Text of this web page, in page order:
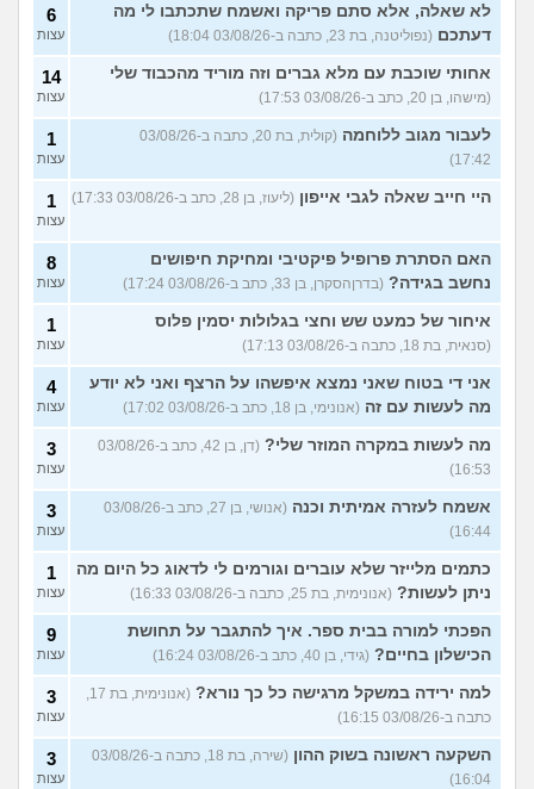
לא שאלה, אלא סתם פריקה ואשמח שתכתבו לי מה
דעתכם (נפוליטנה, בת 23, כתבה ב-03/08/26 18:04)
6
עצות
אחותי שוכבת עם מלא גברים וזה מוריד מהכבוד שלי
(מישהו, בן 20, כתב ב-03/08/26 17:53)
14
עצות
לעבור מגוב ללוחמה
(קולית, בת 20, כתבה ב-03/08/26
17:42)
1
עצות
היי חייב שאלה לגבי אייפון (ליעוז, בן 28, כתב ב-03/08/26 17:33) 1
עצות
האם הסתרת פרופיל פיקטיבי ומחיקת חיפושים
נחשב בגידה? (בדרןהסקרן, בן 33, כתב ב-03/08/26 17:24)
8
עצות
איחור של כמעט שש וחצי בגלולות יסמין פלוס
(סנאית, בת 18, כתבה ב-03/08/26 17:13)
1
עצות
אני די בטוח שאני נמצא איפשהו על הרצף ואני לא יודע
מה לעשות עם זה (אנונימי, בן 18, כתב ב-03/08/26 17:02)
4
עצות
מה לעשות במקרה המוזר שלי?
(דן, בן 42, כתב ב-03/08/26
16:53)
3
עצות
אשמח לעזרה אמיתית וכנה
(אנושי, בן 27, כתב ב-03/08/26
16:44)
3
עצות
כתמים מלייזר שלא עוברים וגורמים לי לדאוג כל היום מה
ניתן לעשות? (אנונימית, בת 25, כתבה ב-03/08/26 16:33)
1
עצות
הפכתי למורה בבית ספר. איך להתגבר על תחושת
הכישלון בחיים? (גידי, בן 40, כתב ב-03/08/26 16:24)
9
עצות
למה ירידה במשקל מרגישה כל כך נורא?
(אנונימית, בת 17,
כתבה ב-03/08/26 16:15)
3
עצות
השקעה ראשונה בשוק ההון
(שירה, בת 18, כתבה ב-03/08/26
16:04)
3
עצות